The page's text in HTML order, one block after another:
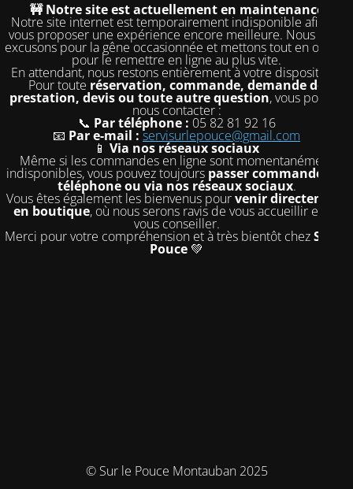
🚧 Notre site est actuellement en maintenance
Notre site internet est temporairement indisponible afin de
vous proposer une expérience encore meilleure. Nous nous
excusons pour la gêne occasionnée et mettons tout en œuvre
pour le remettre en ligne au plus vite.
En attendant, nous restons entièrement à votre disposition !
Pour toute réservation, commande, demande de
prestation, devis ou toute autre question, vous pouvez
nous contacter :
📞 Par téléphone : 05 82 81 92 16
📧 Par e-mail : servisurlepouce@gmail.com
📱 Via nos réseaux sociaux
Même si les commandes en ligne sont momentanément
indisponibles, vous pouvez toujours passer commande par
téléphone ou via nos réseaux sociaux.
Vous êtes également les bienvenus pourvenir directement
en boutique, où nous serons ravis de vous accueillir et de
vous conseiller.
Merci pour votre compréhension et à très bientôt chezSur le
Pouce 💚
© Sur le Pouce Montauban 2025